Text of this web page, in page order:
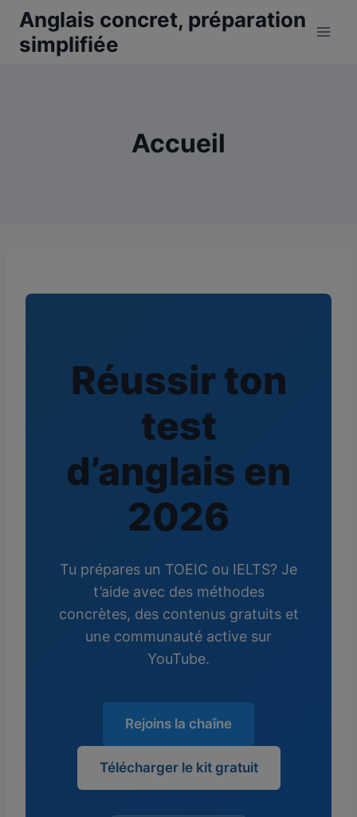
Aller
contenu
Anglais concret, préparation
simplifiée
Accueil
Réussir ton
test
d’anglais en
2026
Tu prépares un TOEIC ou IELTS? Je
t’aide avec des méthodes
concrètes, des contenus gratuits et
une communauté active sur
YouTube.
Rejoins la chaîne
Télécharger le kit gratuit